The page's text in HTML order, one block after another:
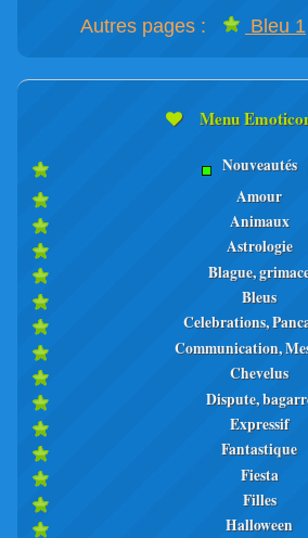
Autres pages : Bleu 1
Menu
Nouveautés
Amour
Animaux
Astrologie
Blague,
Bleus
Celebrations,
Communication,
Chevelus
Dispute,
Expressif
Fantastique
Fiesta
Filles
Halloween